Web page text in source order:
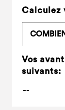
Calculez
Vos
suivants: